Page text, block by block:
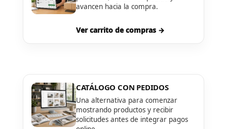
avancen hacia la compra.
Ver carrito de compras →
CATÁLOGO CON PEDIDOS
Una alternativa para comenzar
mostrando productos y recibir
solicitudes antes de integrar pagos